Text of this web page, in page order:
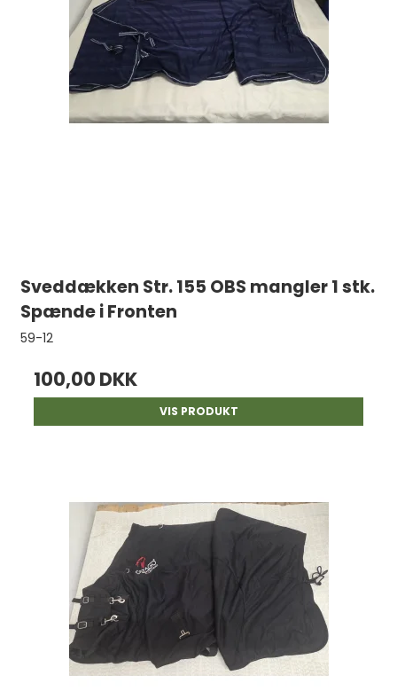
Sveddækken Str. 155 OBS mangler 1 stk.
Spænde i Fronten
59-12
100,00 DKK
VIS PRODUKT